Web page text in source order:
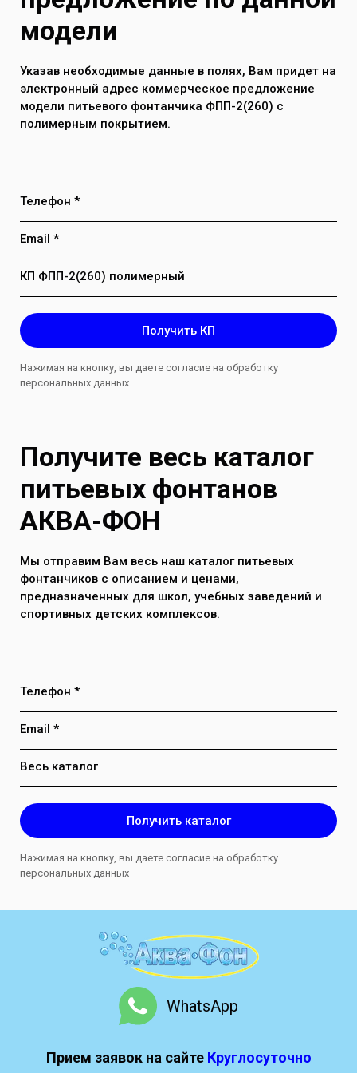
Максимальное давление воды в
системе до 7 атм
модели
Указав необходимые данные в полях, Вам придет на
электронный адрес коммерческое предложение
модели питьевого фонтанчика ФПП-2(260) с
полимерным покрытием.
Телефон *
Email *
КП ФПП-2(260) полимерный
Получить КП
Нажимая на кнопку, вы даете согласие на обработку
персональных данных
Получите весь каталог
питьевых фонтанов
АКВА-ФОН
Мы отправим Вам весь наш каталог питьевых
фонтанчиков с описанием и ценами,
предназначенных для школ, учебных заведений и
спортивных детских комплексов.
Телефон *
Email *
Весь каталог
Получить каталог
Нажимая на кнопку, вы даете согласие на обработку
персональных данных
WhatsApp
Прием заявок на сайте Круглосуточно